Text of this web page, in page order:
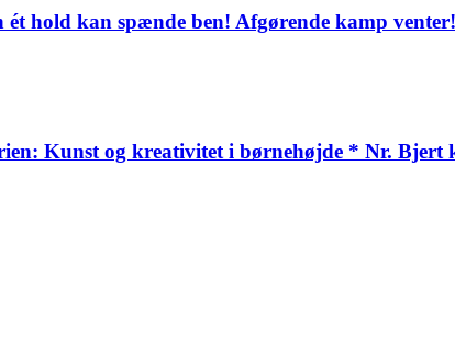
hold kan spænde ben! Afgørende kamp
Kunst og kreativitet i børnehøjde * Nr. Bjert